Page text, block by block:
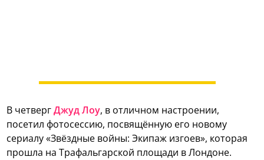
В четвергДжуд Лоу, в отличном настроении,
посетил фотосессию, посвящённую его новому
сериалу «Звёздные войны: Экипаж изгоев», которая
прошла на Трафальгарской площади в Лондоне.